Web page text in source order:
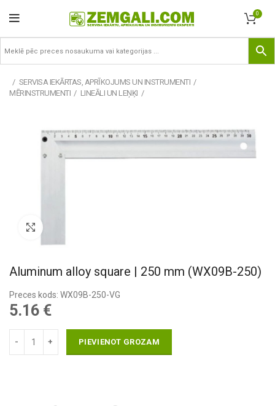
0
SERVISA IEKĀRTAS, APRĪKOJUMS UN INSTRUMENTI
MĒRINSTRUMENTI
LINEĀLI UN LEŅĶI
Aluminum alloy square | 250 mm (WX09B-250)
Preces kods: WX09B-250-VG
5.16 €
PIEVIENOT GROZAM